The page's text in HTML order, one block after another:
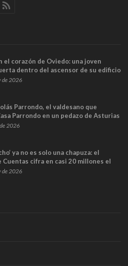
el corazón de Oviedo: una joven
dentro del ascensor de su edificio
captan sus últimos minutos
de 2026
Parrondo, el valdesano que
Parrondo en un pedazo de Asturias
2026
ya no es solo una chapuza: el
Cuentas cifra en casi 20 millones el
los trenes que no cabían por los
de 2026